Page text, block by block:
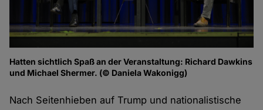
Hatten sichtlich Spaß an der Veranstaltung: Richard Dawkins
und Michael Shermer. (© Daniela Wakonigg)
Nach Seitenhieben auf Trump und nationalistische